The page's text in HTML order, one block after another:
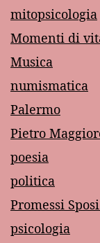
mitopsicologia
Momenti di
Musica
numismatica
Palermo
Pietro
poesia
politica
Promessi
psicologia